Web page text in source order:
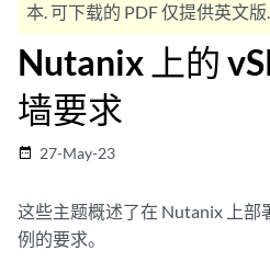
本. 可下载的 PDF 仅提供英文版.
Nutanix 上的
墙要求
date_range 27-May-23
这些主题概述了在 Nutanix 上部
例的要求。